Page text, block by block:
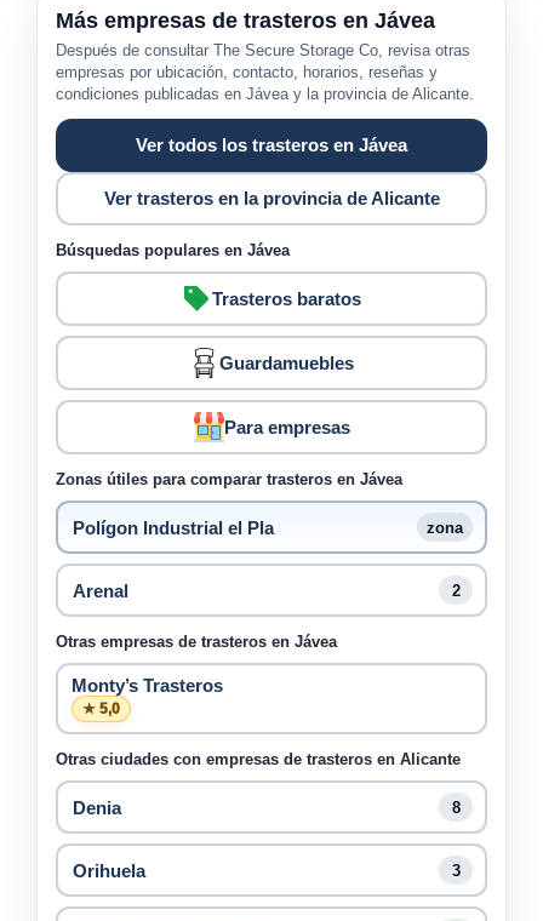
Más empresas de trasteros en Jávea
Después de consultar The Secure Storage Co, revisa otras
empresas por ubicación, contacto, horarios, reseñas y
condiciones publicadas en Jávea y la provincia de Alicante.
Ver todos los trasteros en Jávea
Ver trasteros en la provincia de Alicante
Búsquedas populares en Jávea
Trasteros baratos
Guardamuebles
Para empresas
Zonas útiles para comparar trasteros en Jávea
Polígon Industrial el Pla zona
Arenal 2
Otras empresas de trasteros en Jávea
Monty’s Trasteros
★ 5,0
Otras ciudades con empresas de trasteros en Alicante
Denia 8
Orihuela 3